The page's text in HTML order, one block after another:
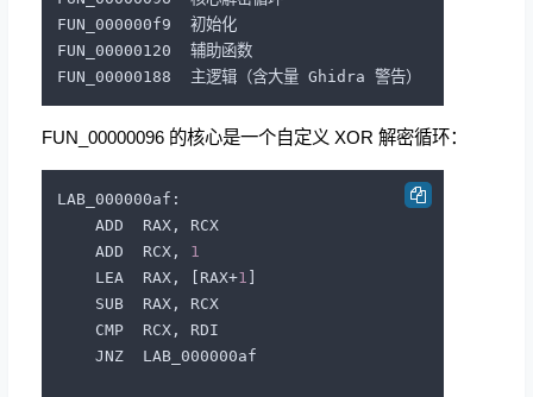
FUN_000000f9  初始化
FUN_00000120  辅助函数
FUN_00000096 的核心是一个自定义 XOR 解密循环：
LAB_000000af:
    ADD  RAX, RCX
    ADD  RCX,
1
    LEA  RAX, [RAX+
1 ]
    SUB  RAX, RCX
    CMP  RCX, RDI
    JNZ  LAB_000000af